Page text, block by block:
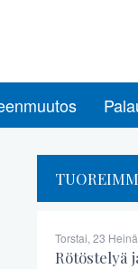
Torstai, 23
Rötöstelyä